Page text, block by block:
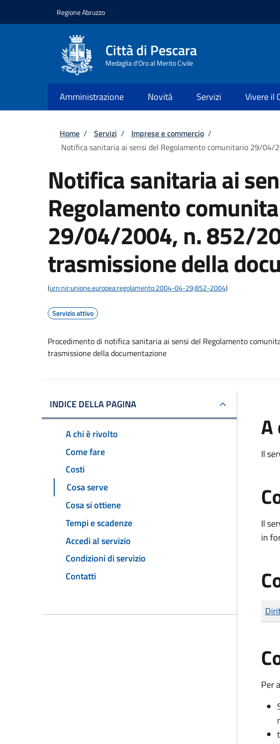
Regione Abruzzo
Città di Pescara
Medaglia d'Oro al Merito Civile
Amministrazione Novità Servizi Vivere il
Briciole di pane
Home / Servizi / Imprese e commercio /
Notifica sanitaria ai sensi del Regolamento comunitario 29/
Notifica sanitaria ai
Regolamento
29/04/2004, n. 852/
trasmissione della
(urn:nir:unione.europea:regolamento:2004-04-29;852-2004)
Servizio attivo
Procedimento di notifica sanitaria ai sensi del Regolamento
trasmissione della documentazione
INDICE DELLA PAGINA
A chi è rivolto
Come fare
Costi
Cosa serve
Cosa si ottiene
Tempi e scadenze
Accedi al servizio
Condizioni di servizio
Contatti
A
Il
Il
in
Per